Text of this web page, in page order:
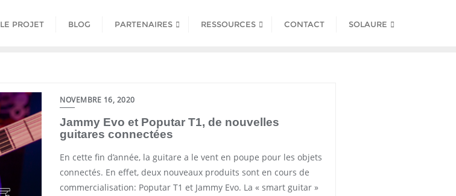
LE PROJET BLOG PARTENAIRES RESSOURCES CONTACT SOLAURE
NOVEMBRE 16, 2020
Jammy Evo et Poputar T1, de nouvelles
guitares connectées
En cette fin d’année, la guitare a le vent en poupe pour les objets
connectés. En effet, deux nouveaux produits sont en cours de
commercialisation: Poputar T1 et Jammy Evo. La « smart guitar »